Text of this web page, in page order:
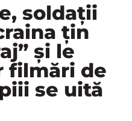
soldații
țin
și le
filmări de
se uită